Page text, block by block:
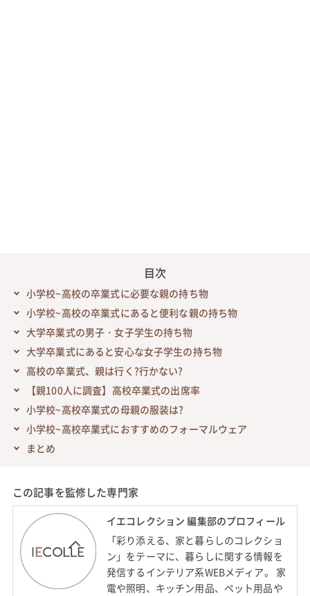
目次
小学校~高校の卒業式に必要な親の持ち物
小学校~高校の卒業式にあると便利な親の持ち物
大学卒業式の男子・女子学生の持ち物
大学卒業式にあると安心な女子学生の持ち物
高校の卒業式、親は行く?行かない?
【親100人に調査】高校卒業式の出席率
小学校~高校卒業式の母親の服装は?
小学校~高校卒業式におすすめのフォーマルウェア
まとめ
この記事を監修した専門家
イエコレクション 編集部のプロフィール
「彩り添える、家と暮らしのコレクショ
ン」をテーマに、暮らしに関する情報を
発信するインテリア系WEBメディア。 家
電や照明、キッチン用品、ペット用品や